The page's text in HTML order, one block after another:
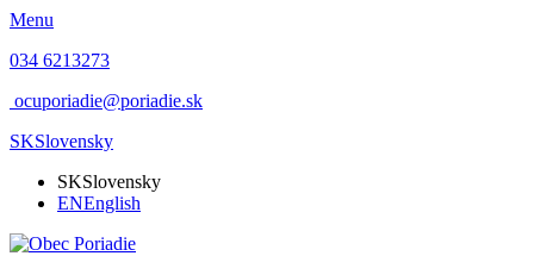
Menu
034 6213273
ocuporiadie@poriadie.sk
SKSlovensky
SKSlovensky
ENEnglish